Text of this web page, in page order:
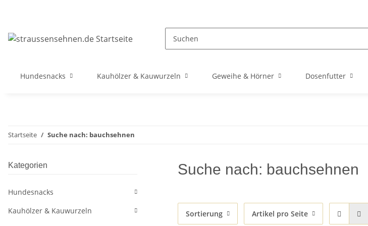
Hundesnacks Kauhölzer & Kauwurzeln Geweihe & Hörner Dosenfutter
Startseite Suche nach: bauchsehnen
Suche nach: bauchsehnen
Sortierung Artikel pro Seite
Kategorien
Hundesnacks
Kauhölzer & Kauwurzeln